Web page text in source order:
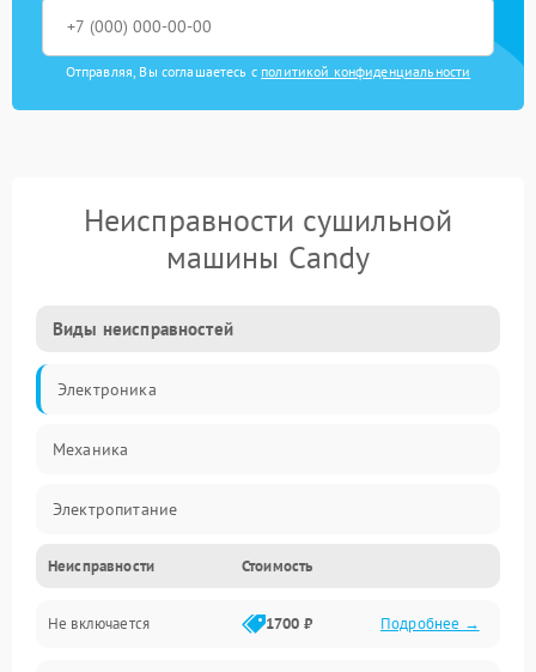
Отправляя, Вы соглашаетесь с политикой конфиденциальности
Неисправности сушильной
машины Candy
Виды неисправностей
Электроника
Механика
Электропитание
Нагрев
Механические повреждения
Неисправности Стоимость
Не включается 1700 ₽ Подробнее →